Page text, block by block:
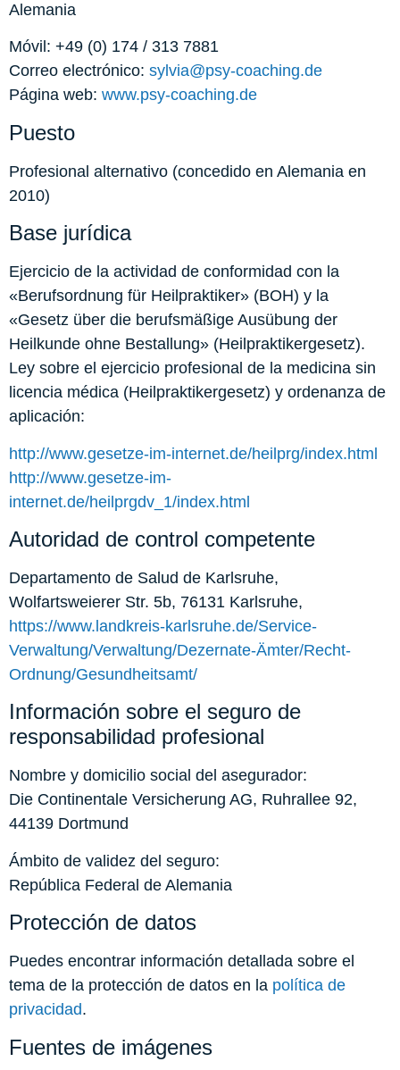
Alemania
Móvil: +49 (0) 174 / 313 7881
Correo electrónico: sylvia@psy-coaching.de
Página web: www.psy-coaching.de
Puesto
Profesional alternativo (concedido en Alemania en
2010)
Base jurídica
Ejercicio de la actividad de conformidad con la
«Berufsordnung für Heilpraktiker» (BOH) y la
«Gesetz über die berufsmäßige Ausübung der
Heilkunde ohne Bestallung» (Heilpraktikergesetz).
Ley sobre el ejercicio profesional de la medicina sin
licencia médica (Heilpraktikergesetz) y ordenanza de
aplicación:
http://www.gesetze-im-internet.de/heilprg/index.html
http://www.gesetze-im-
internet.de/heilprgdv_1/index.html
Autoridad de control competente
Departamento de Salud de Karlsruhe,
Wolfartsweierer Str. 5b, 76131 Karlsruhe,
https://www.landkreis-karlsruhe.de/Service-
Verwaltung/Verwaltung/Dezernate-Ämter/Recht-
Ordnung/Gesundheitsamt/
Información sobre el seguro de
responsabilidad profesional
Nombre y domicilio social del asegurador:
Die Continentale Versicherung AG, Ruhrallee 92,
44139 Dortmund
Ámbito de validez del seguro:
República Federal de Alemania
Protección de datos
Puedes encontrar información detallada sobre el
tema de la protección de datos en la política de
privacidad.
Fuentes de imágenes